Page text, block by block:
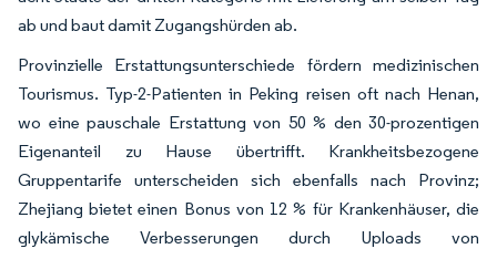
ab und baut damit Zugangshürden ab.
Provinzielle Erstattungsunterschiede fördern medizinischen
Tourismus. Typ-2-Patienten in Peking reisen oft nach Henan,
wo eine pauschale Erstattung von 50 % den 30-prozentigen
Eigenanteil zu Hause übertrifft. Krankheitsbezogene
Gruppentarife unterscheiden sich ebenfalls nach Provinz;
Zhejiang bietet einen Bonus von 12 % für Krankenhäuser, die
glykämische Verbesserungen durch Uploads von